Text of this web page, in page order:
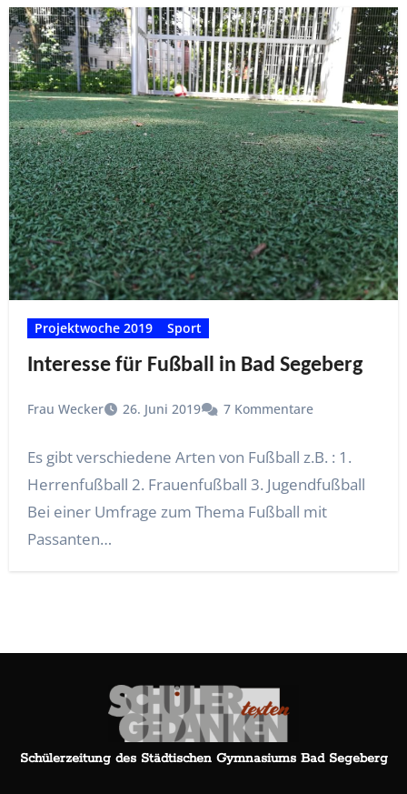
Projektwoche 2019 Sport
Interesse für Fußball in Bad Segeberg
Frau Wecker 26. Juni 2019 7 Kommentare
Es gibt verschiedene Arten von Fußball z.B. : 1.
Herrenfußball 2. Frauenfußball 3. Jugendfußball
Bei einer Umfrage zum Thema Fußball mit
Passanten…
Schülerzeitung des Städtischen Gymnasiums Bad Segeberg